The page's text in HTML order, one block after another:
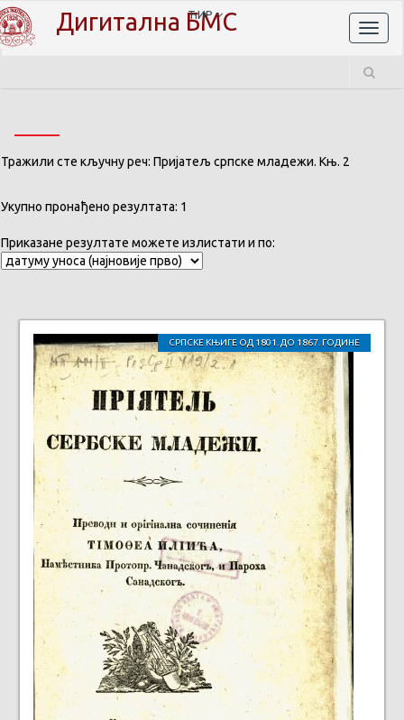
Дигитална БМС
ЋИР
Тражили сте кључну реч: Пријатељ српске младежи. Књ. 2
Укупно пронађено резултата: 1
Приказане резултате можете излистати и по:
СРПСКЕ КЊИГЕ ОД 1801. ДО 1867. ГОДИНЕ